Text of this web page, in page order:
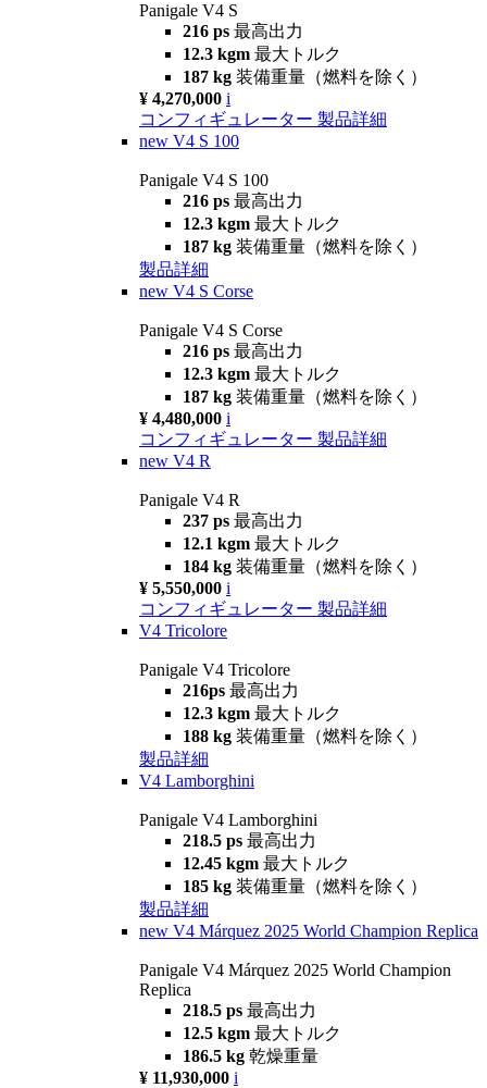
Panigale V4 S
216 ps 最高出力
12.3 kgm 最大トルク
187 kg 装備重量（燃料を除く）
¥ 4,270,000 i
コンフィギュレーター 製品詳細
new V4 S 100
Panigale V4 S 100
216 ps 最高出力
12.3 kgm 最大トルク
187 kg 装備重量（燃料を除く）
製品詳細
new V4 S Corse
Panigale V4 S Corse
216 ps 最高出力
12.3 kgm 最大トルク
187 kg 装備重量（燃料を除く）
¥ 4,480,000 i
コンフィギュレーター 製品詳細
new V4 R
Panigale V4 R
237 ps 最高出力
12.1 kgm 最大トルク
184 kg 装備重量（燃料を除く）
¥ 5,550,000 i
コンフィギュレーター 製品詳細
V4 Tricolore
Panigale V4 Tricolore
216ps 最高出力
12.3 kgm 最大トルク
188 kg 装備重量（燃料を除く）
製品詳細
V4 Lamborghini
Panigale V4 Lamborghini
218.5 ps 最高出力
12.45 kgm 最大トルク
185 kg 装備重量（燃料を除く）
製品詳細
new V4 Márquez 2025 World Champion Replica
Panigale V4 Márquez 2025 World Champion
Replica
218.5 ps 最高出力
12.5 kgm 最大トルク
186.5 kg 乾燥重量
¥ 11,930,000 i